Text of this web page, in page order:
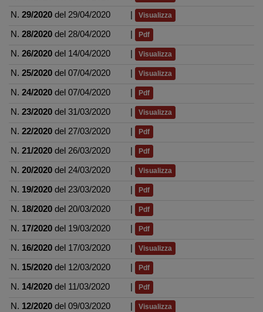
N. 29/2020 del 29/04/2020 Visualizza
N. 28/2020 del 28/04/2020 Pdf
N. 26/2020 del 14/04/2020 Visualizza
N. 25/2020 del 07/04/2020 Visualizza
N. 24/2020 del 07/04/2020 Pdf
N. 23/2020 del 31/03/2020 Visualizza
N. 22/2020 del 27/03/2020 Pdf
N. 21/2020 del 26/03/2020 Pdf
N. 20/2020 del 24/03/2020 Visualizza
N. 19/2020 del 23/03/2020 Pdf
N. 18/2020 del 20/03/2020 Pdf
N. 17/2020 del 19/03/2020 Pdf
N. 16/2020 del 17/03/2020 Visualizza
N. 15/2020 del 12/03/2020 Pdf
N. 14/2020 del 11/03/2020 Pdf
N. 12/2020 del 09/03/2020 Visualizza